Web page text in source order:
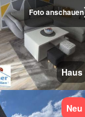
Foto anschauen
Haus
Neu